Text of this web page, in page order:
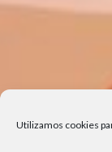
Utilizamos cookies